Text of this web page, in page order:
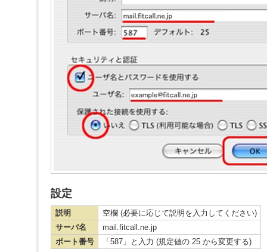
設定
説明
空欄 (必要に応じて説明を入力してください)
サーバ名
mail.fitcall.ne.jp
ポート番号
「587」と入力 (規定値の 25 から変更する)